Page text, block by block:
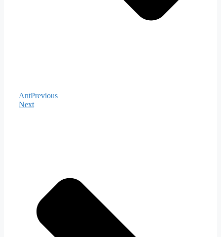
AntPrevious
Next